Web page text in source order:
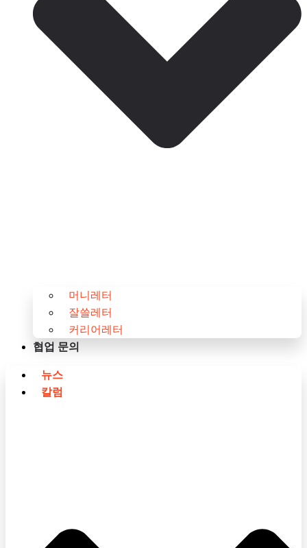
머니레터
잘쓸레터
커리어레터
협업 문의
뉴스
칼럼